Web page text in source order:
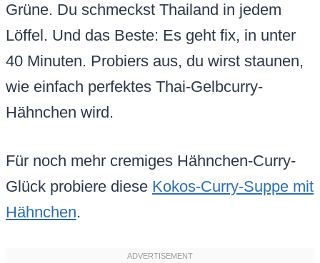
Grüne. Du schmeckst Thailand in jedem
Löffel. Und das Beste: Es geht fix, in unter
40 Minuten. Probiers aus, du wirst staunen,
wie einfach perfektes Thai-Gelbcurry-
Hähnchen wird.
Für noch mehr cremiges Hähnchen-Curry-
Glück probiere diese Kokos-Curry-Suppe mit
Hähnchen.